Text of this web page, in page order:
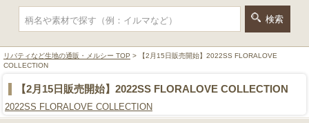
リバティなど生地の通販・メルシー TOP > 【2月15日販売開始】2022SS FLORALOVE
COLLECTION
【2月15日販売開始】2022SS FLORALOVE COLLECTION
2022SS FLORALOVE COLLECTION